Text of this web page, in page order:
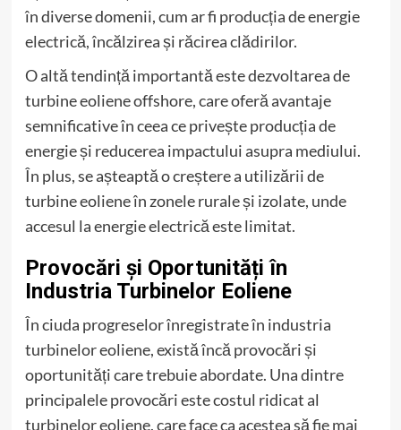
în diverse domenii, cum ar fi producția de energie
electrică, încălzirea și răcirea clădirilor.
O altă tendință importantă este dezvoltarea de
turbine eoliene offshore, care oferă avantaje
semnificative în ceea ce privește producția de
energie și reducerea impactului asupra mediului.
În plus, se așteaptă o creștere a utilizării de
turbine eoliene în zonele rurale și izolate, unde
accesul la energie electrică este limitat.
Provocări și Oportunități în
Industria Turbinelor Eoliene
În ciuda progreselor înregistrate în industria
turbinelor eoliene, există încă provocări și
oportunități care trebuie abordate. Una dintre
principalele provocări este costul ridicat al
turbinelor eoliene, care face ca acestea să fie mai